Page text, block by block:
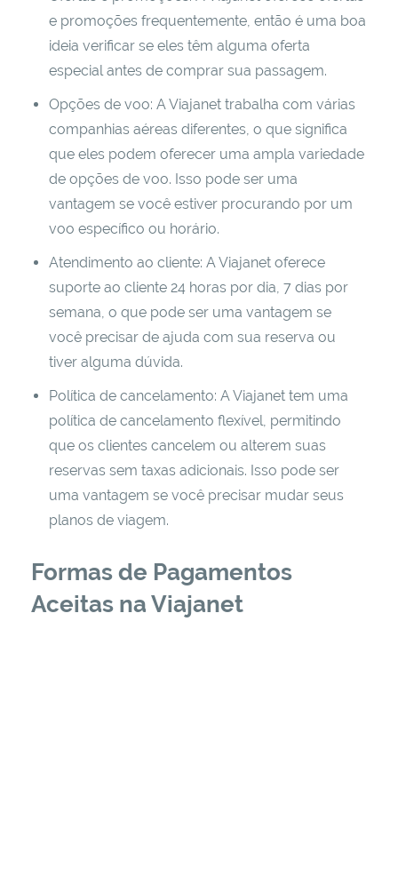
e promoções frequentemente, então é uma boa
ideia verificar se eles têm alguma oferta
especial antes de comprar sua passagem.
Opções de voo: A Viajanet trabalha com várias
companhias aéreas diferentes, o que significa
que eles podem oferecer uma ampla variedade
de opções de voo. Isso pode ser uma
vantagem se você estiver procurando por um
voo específico ou horário.
Atendimento ao cliente: A Viajanet oferece
suporte ao cliente 24 horas por dia, 7 dias por
semana, o que pode ser uma vantagem se
você precisar de ajuda com sua reserva ou
tiver alguma dúvida.
Política de cancelamento: A Viajanet tem uma
política de cancelamento flexível, permitindo
que os clientes cancelem ou alterem suas
reservas sem taxas adicionais. Isso pode ser
uma vantagem se você precisar mudar seus
planos de viagem.
Formas de Pagamentos
Aceitas na Viajanet